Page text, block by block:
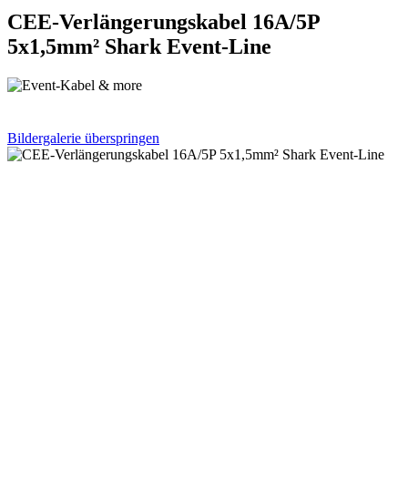
CEE-Verlängerungskabel 16A/5P
5x1,5mm² Shark Event-Line
Bildergalerie überspringen